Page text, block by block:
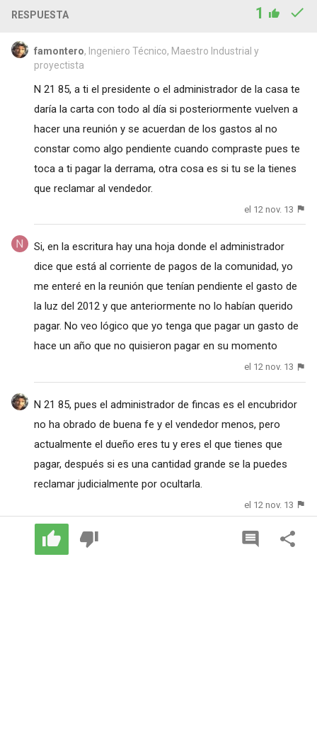
RESPUESTA 1
famontero, Ingeniero Técnico, Maestro Industrial y
proyectista
N 21 85, a ti el presidente o el administrador de la casa te
daría la carta con todo al día si posteriormente vuelven a
hacer una reunión y se acuerdan de los gastos al no
constar como algo pendiente cuando compraste pues te
toca a ti pagar la derrama, otra cosa es si tu se la tienes
que reclamar al vendedor.
el 12 nov. 13
Si, en la escritura hay una hoja donde el administrador
dice que está al corriente de pagos de la comunidad, yo
me enteré en la reunión que tenían pendiente el gasto de
la luz del 2012 y que anteriormente no lo habían querido
pagar. No veo lógico que yo tenga que pagar un gasto de
hace un año que no quisieron pagar en su momento
el 12 nov. 13
N 21 85, pues el administrador de fincas es el encubridor
no ha obrado de buena fe y el vendedor menos, pero
actualmente el dueño eres tu y eres el que tienes que
pagar, después si es una cantidad grande se la puedes
reclamar judicialmente por ocultarla.
el 12 nov. 13